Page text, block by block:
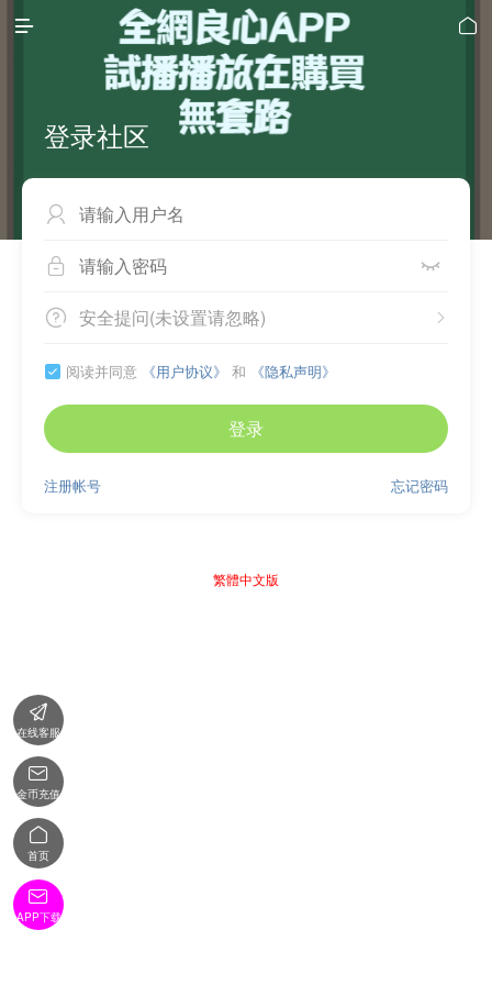
 
登录社区

 
 
安全提问(未设置请忽略)
 阅读并同意 《用户协议》 和 《隐私声明》
登录
忘记密码
注册帐号
繁體中文版

在线客服

金币充值

首页

APP下载